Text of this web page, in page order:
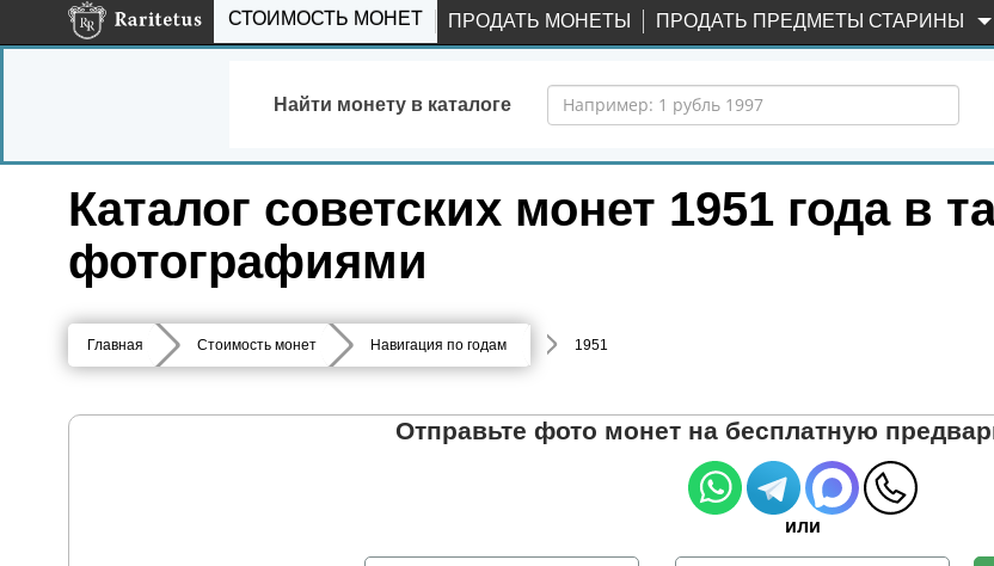
СТОИМОСТЬ МОНЕТ ПРОДАТЬ МОНЕТЫ ПРОДАТЬ ПРЕДМЕТЫ СТАРИНЫ
Найти монету в каталоге
Каталог советских монет 1951 года в
фотографиями
Главная Стоимость монет Навигация по годам 1951
Отправьте фото монет на бесплатную
или